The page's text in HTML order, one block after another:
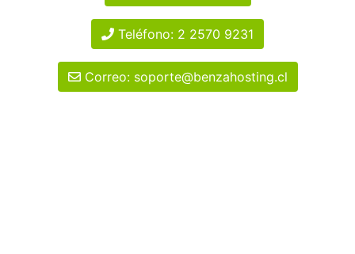
Teléfono: 2 2570 9231
Correo: soporte@benzahosting.cl